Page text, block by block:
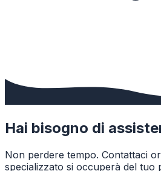
Hai bisogno di
Non perdere tempo. Contattaci
specializzato si occuperà del tuo